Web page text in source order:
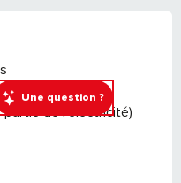
Une question ?
de l’électricité)